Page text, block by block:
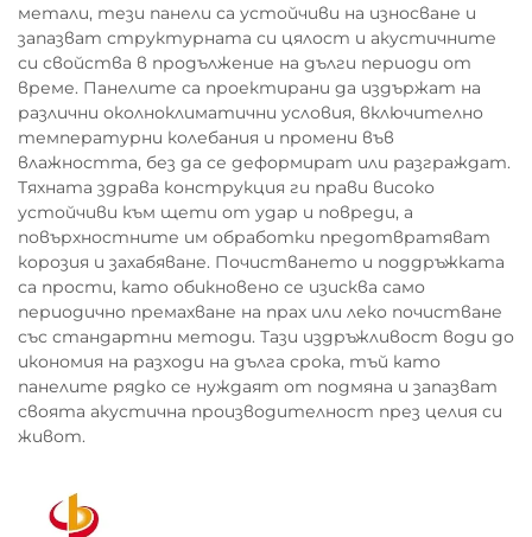
метали, тези панели са устойчиви на износване и
запазват структурната си цялост и акустичните
си свойства в продължение на дълги периоди от
време. Панелите са проектирани да издържат на
различни околноклиматични условия, включително
температурни колебания и промени във
влажността, без да се деформират или разграждат.
Тяхната здрава конструкция ги прави високо
устойчиви към щети от удар и повреди, а
повърхностните им обработки предотвратяват
корозия и захабяване. Почистването и поддръжката
са прости, като обикновено се изисква само
периодично премахване на прах или леко почистване
със стандартни методи. Тази издръжливост води до
икономия на разходи на дълга срока, тъй като
панелите рядко се нуждаят от подмяна и запазват
своята акустична производителност през целия си
живот.